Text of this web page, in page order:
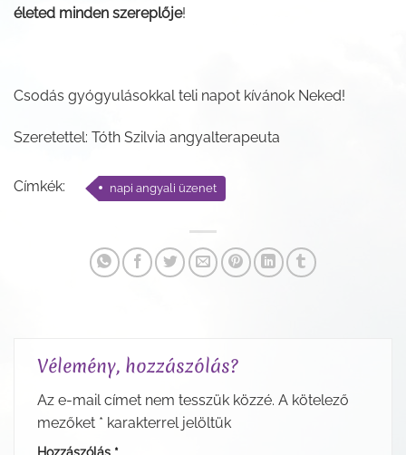
életed minden szereplője!
Csodás gyógyulásokkal teli napot kívánok Neked!
Szeretettel: Tóth Szilvia angyalterapeuta
Címkék: napi angyali üzenet
Vélemény, hozzászólás?
Az e-mail címet nem tesszük közzé. A kötelező
mezőket * karakterrel jelöltük
Hozzászólás *